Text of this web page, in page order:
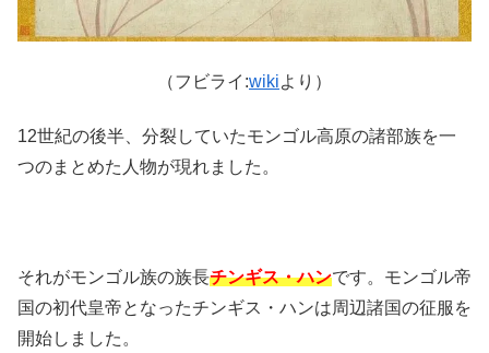
（フビライ:wikiより）
12世紀の後半、分裂していたモンゴル高原の諸部族を一
つのまとめた人物が現れました。
それがモンゴル族の族長チンギス・ハンです。モンゴル帝
国の初代皇帝となったチンギス・ハンは周辺諸国の征服を
開始しました。